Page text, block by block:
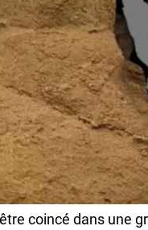
coincé dans une